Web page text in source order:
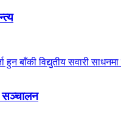
विद्युतीय सवारी
सञ्चालन